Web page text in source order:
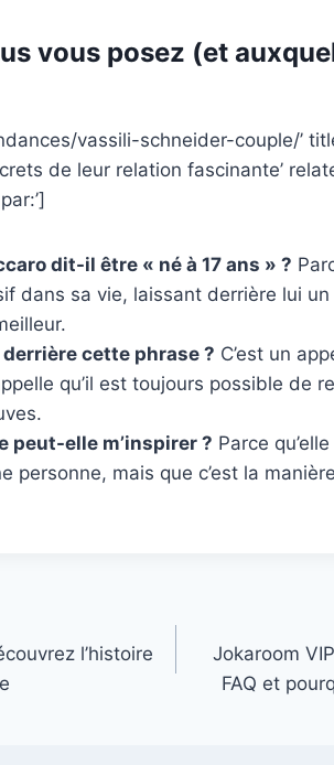
vous posez (et
vassili-schneider-couple/’
de leur relation fascinante’
dit-il être « né à 17 ans » ?
dans sa vie, laissant derrière lui
cette phrase ? C’est un
qu’il est toujours possible de
peut-elle m’inspirer ? Parce
personne, mais que c’est la
l’histoire
Jokaroom
FAQ et